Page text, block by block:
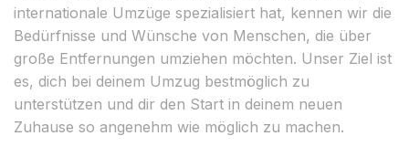
internationale Umzüge spezialisiert hat, kennen wir die
Bedürfnisse und Wünsche von Menschen, die über
große Entfernungen umziehen möchten. Unser Ziel ist
es, dich bei deinem Umzug bestmöglich zu
unterstützen und dir den Start in deinem neuen
Zuhause so angenehm wie möglich zu machen.